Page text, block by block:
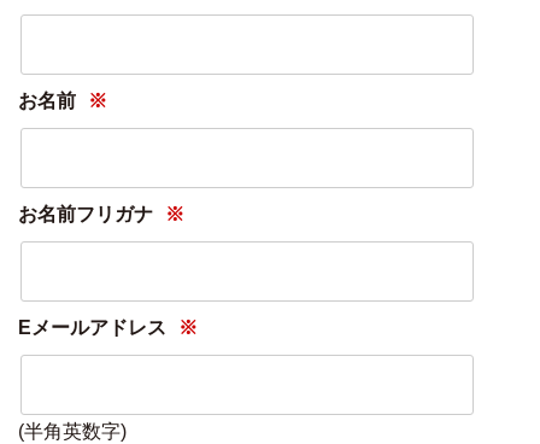
お名前 ※
お名前フリガナ ※
Eメールアドレス ※
(半角英数字)